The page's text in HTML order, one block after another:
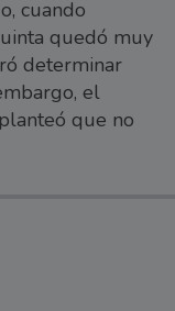
cuando
quedó muy
determinar
el
que no